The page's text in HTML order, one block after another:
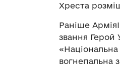
Хреста
Раніше
звання Герой
вогнепальна